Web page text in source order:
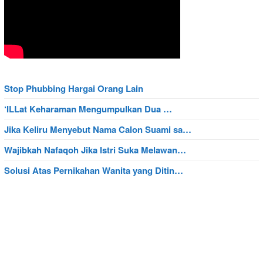
Stop Phubbing Hargai Orang Lain
‘ILLat Keharaman Mengumpulkan Dua …
Jika Keliru Menyebut Nama Calon Suami sa…
Wajibkah Nafaqoh Jika Istri Suka Melawan…
Solusi Atas Pernikahan Wanita yang Ditin…